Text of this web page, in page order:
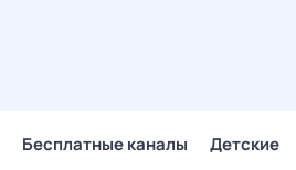
Бесплатные каналы Детские